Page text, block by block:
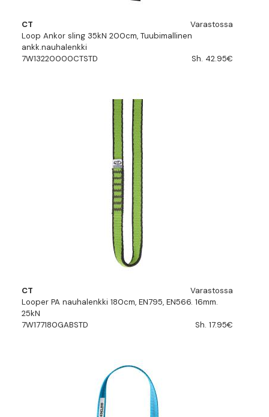
CT
Varastossa
Loop Ankor sling 35kN 200cm, Tuubimallinen
ankk.nauhalenkki
7W13220000CTSTD
Sh. 42.95€
CT
Varastossa
Looper PA nauhalenkki 180cm, EN795, EN566. 16mm.
25kN
7W177180GABSTD
Sh. 17.95€